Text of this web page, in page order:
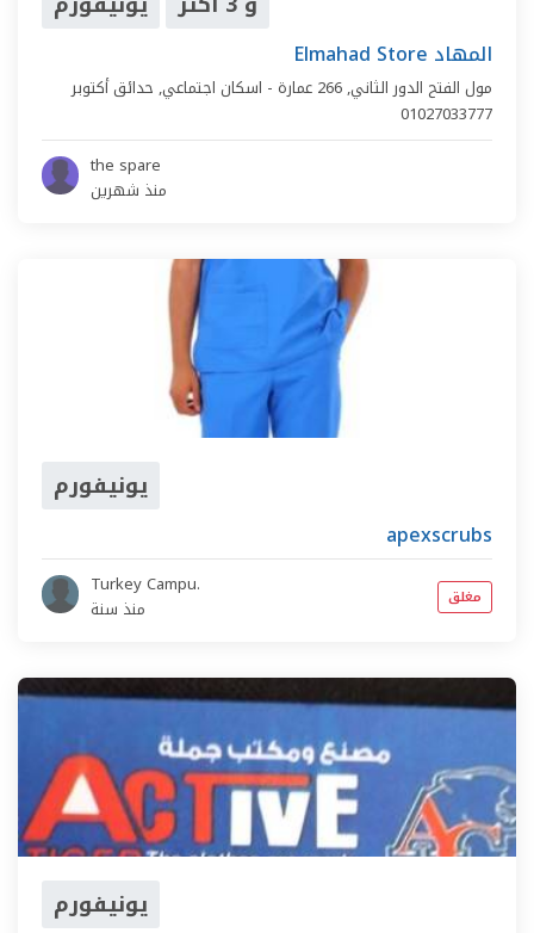
Elmahad Store المهاد
مول الفتح الدور الثاني,266 عمارة - اسكان اجتماعي , حدائق أكتوبر
01027033777
the spare
منذ شهرين
يونيفورم
apexscrubs
Turkey Campu.
منذ سنة
مغلق
يونيفورم